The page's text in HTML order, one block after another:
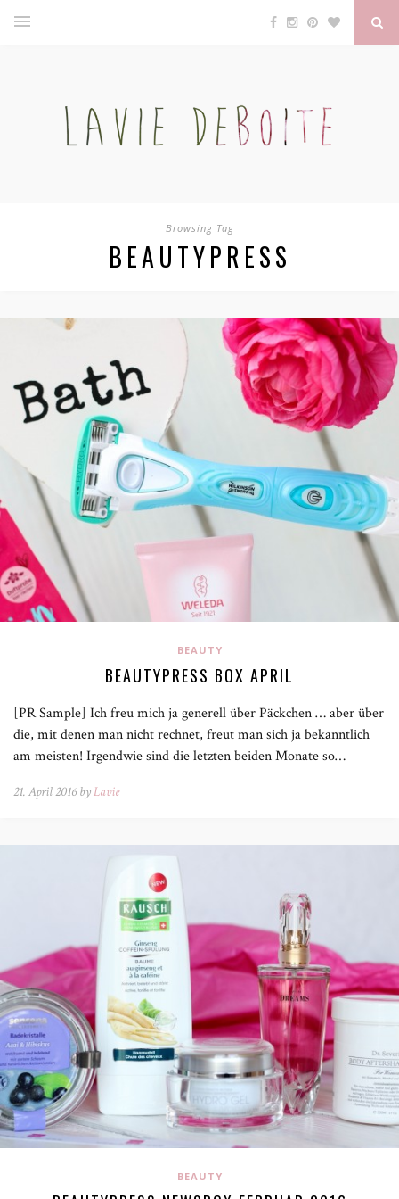
Browsing Tag
BEAUTYPRESS
BEAUTY
BEAUTYPRESS BOX APRIL
[PR Sample] Ich freu mich ja generell über Päckchen … aber über
die, mit denen man nicht rechnet, freut man sich ja bekanntlich
am meisten! Irgendwie sind die letzten beiden Monate so…
21. April 2016 byLavie
BEAUTY